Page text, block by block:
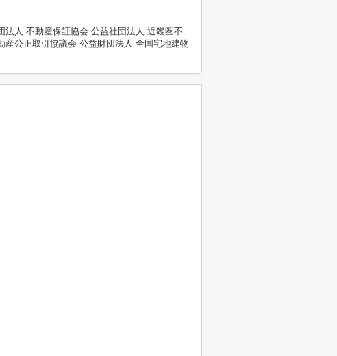
人 不動産保証協会 公益社団法人 近畿圏不
公正取引協議会 公益財団法人 全国宅地建物